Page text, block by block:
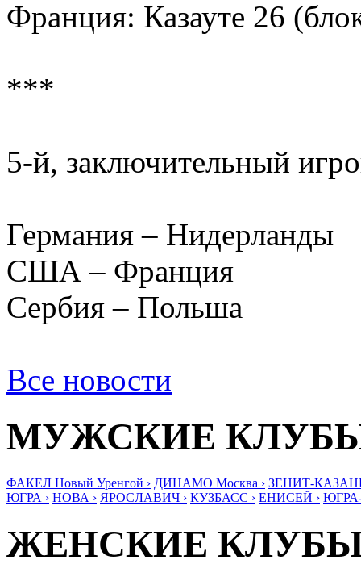
Франция: Казауте 26
***
5-й, заключительный
Германия – Нидерланды
США – Франция
Сербия – Польша
Все новости
МУЖСКИЕ
ФАКЕЛ Новый Уренгой › ДИНАМО Москва › ЗЕНИТ-
ЮГРА › НОВА › ЯРОСЛАВИЧ › КУЗБАСС › ЕНИСЕЙ ›
ЖЕНСКИЕ